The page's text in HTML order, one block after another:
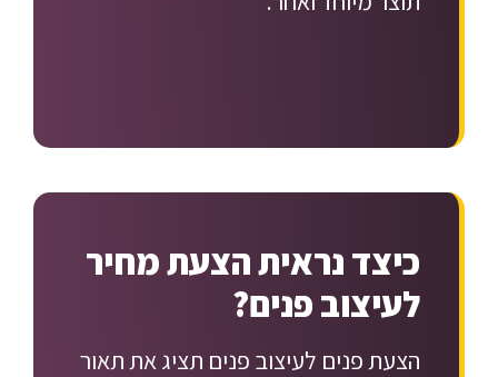
כיצד נראית הצעת מחיר
לעיצוב פנים?
הצעת פנים לעיצוב פנים תציג את תאור